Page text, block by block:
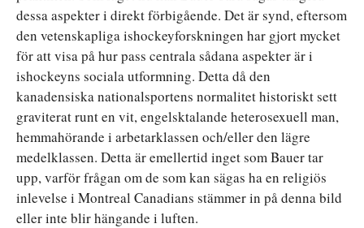
dessa aspekter i direkt förbigående. Det är synd, eftersom
den vetenskapliga ishockeyforskningen har gjort mycket
för att visa på hur pass centrala sådana aspekter är i
ishockeyns sociala utformning. Detta då den
kanadensiska nationalsportens normalitet historiskt sett
graviterat runt en vit, engelsktalande heterosexuell man,
hemmahörande i arbetarklassen och/eller den lägre
medelklassen. Detta är emellertid inget som Bauer tar
upp, varför frågan om de som kan sägas ha en religiös
inlevelse i Montreal Canadians stämmer in på denna bild
eller inte blir hängande i luften.